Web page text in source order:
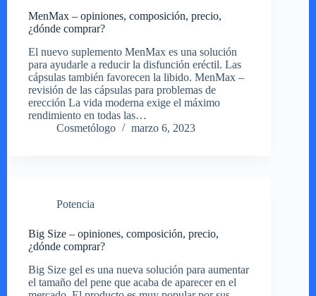
MenMax – opiniones, composición, precio,
¿dónde comprar?
El nuevo suplemento MenMax es una solución
para ayudarle a reducir la disfunción eréctil. Las
cápsulas también favorecen la libido. MenMax –
revisión de las cápsulas para problemas de
erección La vida moderna exige el máximo
rendimiento en todas las…
Cosmetólogo
marzo 6, 2023
Potencia
Big Size – opiniones, composición, precio,
¿dónde comprar?
Big Size gel es una nueva solución para aumentar
el tamaño del pene que acaba de aparecer en el